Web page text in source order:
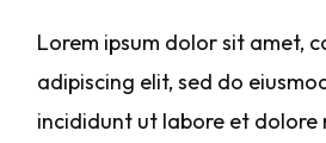
Lorem ipsum dolor sit amet,
adipiscing elit, sed do
incididunt ut labore et dolore